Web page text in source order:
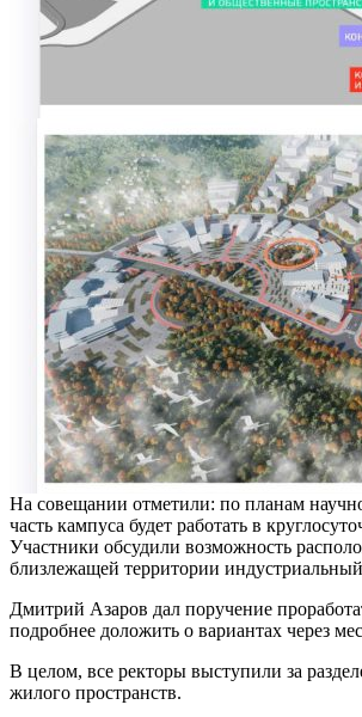
На совещании отметили: по планам
часть кампуса будет работать в
Участники обсудили возможность
близлежащей территории
Дмитрий Азаров дал поручение
подробнее доложить о вариантах через
В целом, все ректоры выступили за
жилого пространств.